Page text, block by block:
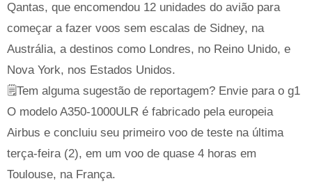
Qantas, que encomendou 12 unidades do avião para
começar a fazer voos sem escalas de Sidney, na
Austrália, a destinos como Londres, no Reino Unido, e
Nova York, nos Estados Unidos.
🗒️Tem alguma sugestão de reportagem? Envie para o g1
O modelo A350-1000ULR é fabricado pela europeia
Airbus e concluiu seu primeiro voo de teste na última
terça-feira (2), em um voo de quase 4 horas em
Toulouse, na França.